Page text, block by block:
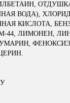
ВОДА),
КИСЛОТА,
44, ЛИМОНЕН,